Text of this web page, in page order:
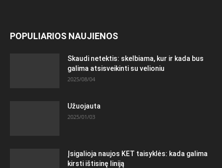
POPULIARIOS NAUJIENOS
Skaudi netektis: skelbiama, kur ir kada bus
galima atsisveikinti su velioniu
2025/08/04
Užuojauta
2025/01/03
Įsigalioja naujos KET taisyklės: kada galima
kirsti ištisinę liniją